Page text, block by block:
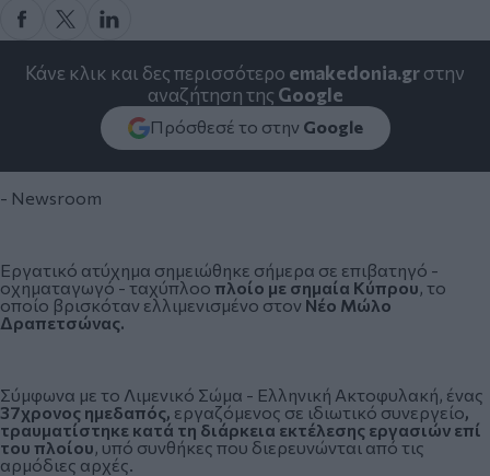
Κάνε κλικ και δες περισσότερο emakedonia.grστην
αναζήτηση της Google
Πρόσθεσέ το στην Google
- Newsroom
Εργατικό ατύχημα σημειώθηκε σήμερα σε επιβατηγό -
οχηματαγωγό - ταχύπλοο πλοίο με σημαία Κύπρου, το
οποίο βρισκόταν ελλιμενισμένο στον Νέο Μώλο
Δραπετσώνας.
Σύμφωνα με το Λιμενικό Σώμα - Ελληνική Ακτοφυλακή, ένας
37χρονος ημεδαπός, εργαζόμενος σε ιδιωτικό συνεργείο,
τραυματίστηκε κατά τη διάρκεια εκτέλεσης εργασιών επί
του πλοίου, υπό συνθήκες που διερευνώνται από τις
αρμόδιες αρχές.